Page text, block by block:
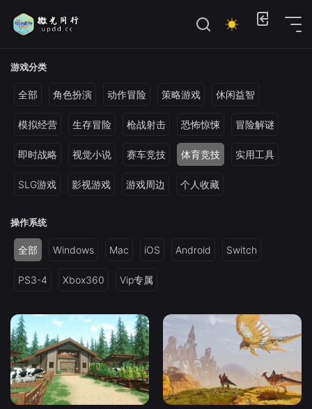
游戏分类
全部 角色扮演 动作冒险 策略游戏 休闲益智
模拟经营 生存冒险 枪战射击 恐怖惊悚 冒险解谜
即时战略 视觉小说 赛车竞技 体育竞技 实用工具
SLG游戏 影视游戏 游戏周边 个人收藏
操作系统
全部 Windows Mac iOS Android Switch
PS3-4 Xbox360 Vip专属